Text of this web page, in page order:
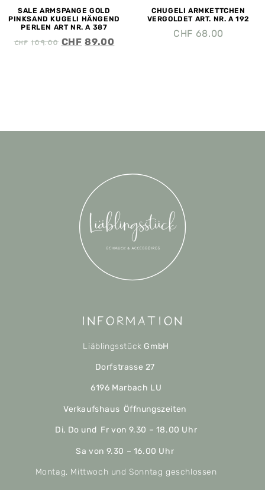
SALE ARMSPANGE GOLD
PINKSAND KUGELI HÄNGEND
PERLEN ART NR. A 387
CHF109.00 CHF 89.00
CHUGELI ARMKETTCHEN
VERGOLDET ART. NR. A 192
CHF 68.00
Information
Liäblingsstück GmbH
Dorfstrasse 27
6196 Marbach LU
Verkaufshaus Öffnungszeiten
Di, Do und Fr von 9.30 – 18.00 Uhr
Sa von 9.30 – 16.00 Uhr
Montag, Mittwoch und Sonntag geschlossen